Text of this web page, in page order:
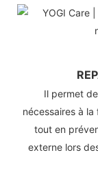
Il permet
nécessaires à
tout en
externe lors